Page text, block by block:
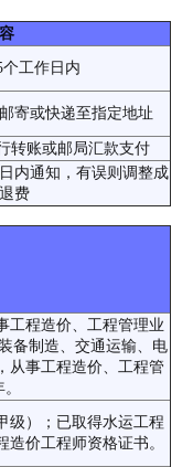
工作日内
寄或快递至指定地址
转账或邮局汇款支付
内通知，有误则调整成
费
工程造价、工程管理业
备制造、交通运输、电
从事工程造价、工程管
级）；已取得水运工程
价工程师资格证书。